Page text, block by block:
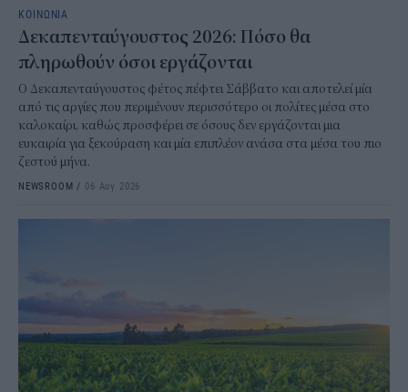
ΚΟΙΝΩΝΙΑ
Δεκαπενταύγουστος 2026: Πόσο θα
πληρωθούν όσοι εργάζονται
Ο Δεκαπενταύγουστος φέτος πέφτει Σάββατο και αποτελεί μία
από τις αργίες που περιμένουν περισσότερο οι πολίτες μέσα στο
καλοκαίρι, καθώς προσφέρει σε όσους δεν εργάζονται μια
ευκαιρία για ξεκούραση και μία επιπλέον ανάσα στα μέσα του πιο
ζεστού μήνα.
NEWSROOM / 06 Αυγ 2026